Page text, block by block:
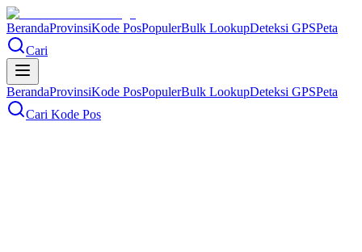
BerandaProvinsiKode PosPopulerBulk LookupDeteksi GPSPeta
Cari
BerandaProvinsiKode PosPopulerBulk LookupDeteksi GPSPeta
Cari Kode Pos